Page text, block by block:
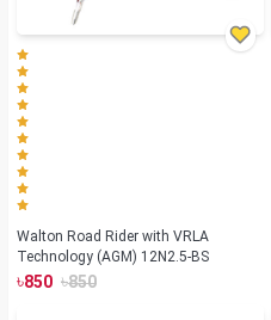
Walton Road Rider with VRLA
Technology (AGM) 12N2.5-BS
৳850 ৳850